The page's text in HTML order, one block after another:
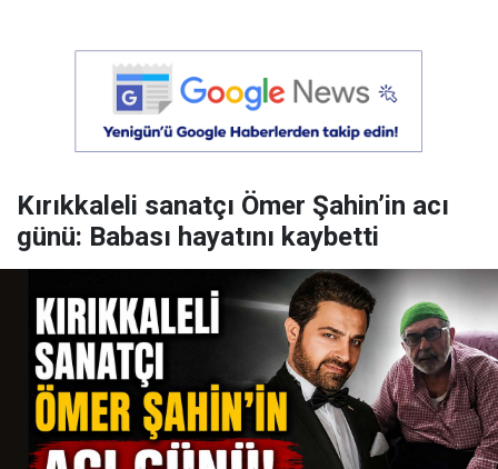
Kırıkkaleli sanatçı Ömer Şahin’in acı
günü: Babası hayatını kaybetti